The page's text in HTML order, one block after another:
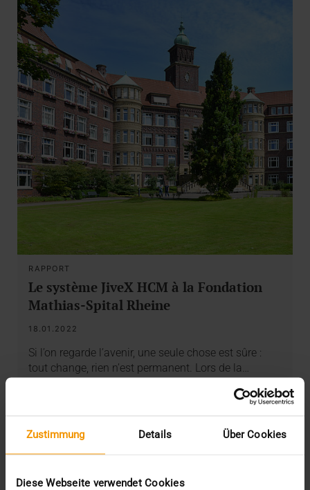
Zustimmung Details Über Cookies
Diese Webseite verwendet Cookies
RAPPORT
Le système JiveX HCM à la Fondation
Mathias-Spital Rheine
18.01.2022
Si l’on regarde l’avenir, une seule chose est sûre :
tout change, rien n’est permanent. Lors de la…
EN SAVOIR PLUS